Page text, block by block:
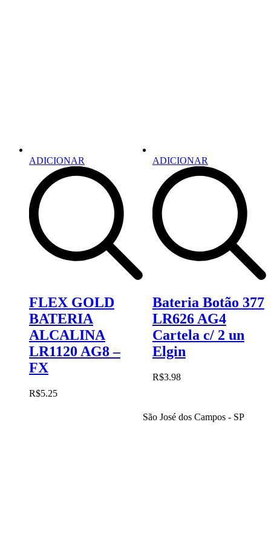
ADICIONAR
FLEX GOLD
BATERIA
ALCALINA
LR1120 AG8 –
FX
R$5.25
ADICIONAR
Bateria Botão 377
LR626 AG4
Cartela c/ 2 un
Elgin
R$3.98
São José dos Campos - SP